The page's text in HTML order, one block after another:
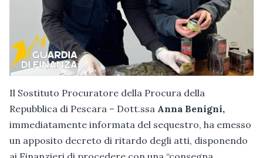
Il Sostituto Procuratore della Procura della
Repubblica di Pescara – Dott.ssa Anna Benigni,
immediatamente informata del sequestro, ha emesso
un apposito decreto di ritardo degli atti, disponendo